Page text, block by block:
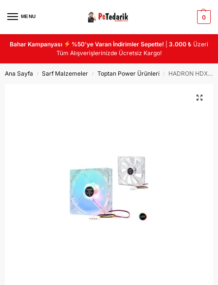
MENU 0
Bahar Kampanyası %50’ye Varan İndirimler Sepette! |3.000 ₺ Üzeri
Tüm Alışverişlerinizde Ücretsiz Kargo!
Ana Sayfa / Sarf Malzemeler / Toptan Power Ürünleri / HADRON HDX1502(2513) KASA FANI LEDLİ 12CM